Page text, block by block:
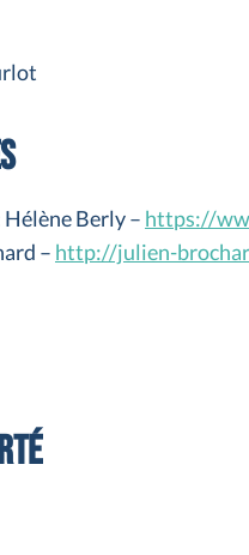
Berly – https://
– http://julien-